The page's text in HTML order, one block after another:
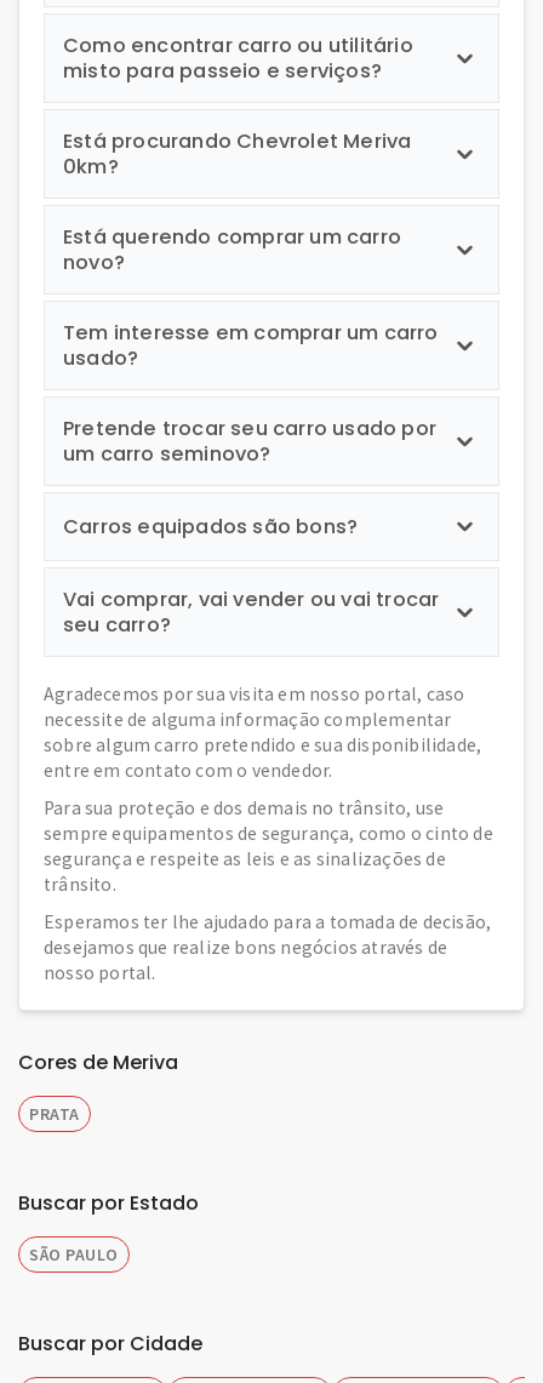
Como encontrar carro ou utilitário
misto para passeio e serviços?
Está procurando Chevrolet Meriva
0km?
Está querendo comprar um carro
novo?
Tem interesse em comprar um carro
usado?
Pretende trocar seu carro usado por
um carro seminovo?
Carros equipados são bons?
Vai comprar, vai vender ou vai trocar
seu carro?
Agradecemos por sua visita em nosso portal, caso
necessite de alguma informação complementar
sobre algum carro pretendido e sua disponibilidade,
entre em contato com o vendedor.
Para sua proteção e dos demais no trânsito, use
sempre equipamentos de segurança, como o cinto de
segurança e respeite as leis e as sinalizações de
trânsito.
Esperamos ter lhe ajudado para a tomada de decisão,
desejamos que realize bons negócios através de
nosso portal.
Cores de Meriva
PRATA
Buscar por Estado
SÃO PAULO
Buscar por Cidade